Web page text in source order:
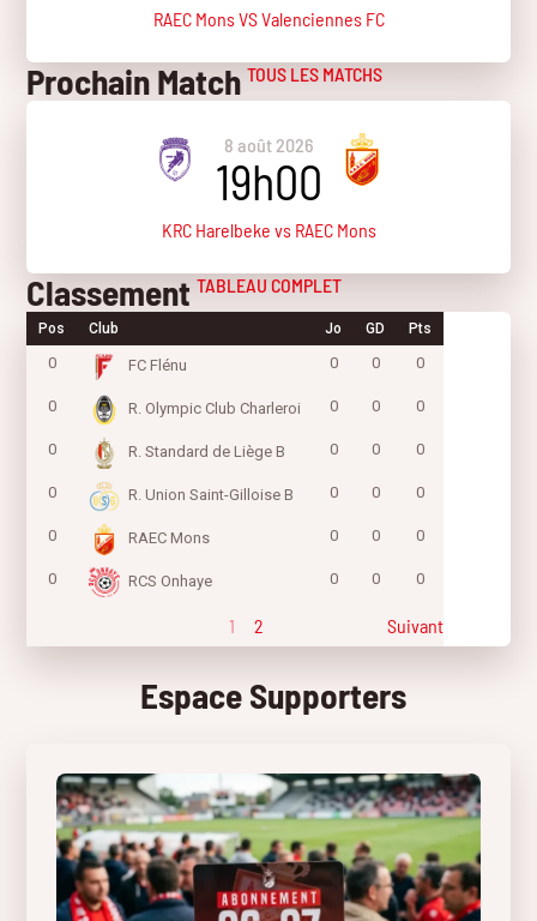
RAEC Mons VS Valenciennes FC
Prochain Match TOUS LES MATCHS
8 août 2026
19h00
KRC Harelbeke vs RAEC Mons
Classement TABLEAU COMPLET
Pos Club Jo GD Pts
0 FC Flénu 0 0 0
0 R. Olympic Club Charleroi 0 0 0
0 R. Standard de Liège B 0 0 0
0 R. Union Saint-Gilloise B 0 0 0
0 RAEC Mons 0 0 0
0 RCS Onhaye 0 0 0
1 2 Suivant
Espace Supporters